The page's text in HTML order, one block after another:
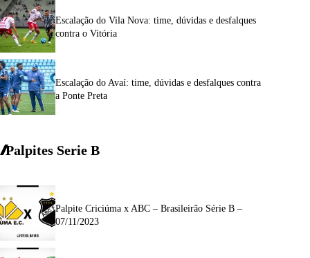
Escalação do Vila Nova: time, dúvidas e desfalques
contra o Vitória
Escalação do Avaí: time, dúvidas e desfalques contra
a Ponte Preta
Palpites Serie B
Palpite Criciúma x ABC – Brasileirão Série B –
07/11/2023